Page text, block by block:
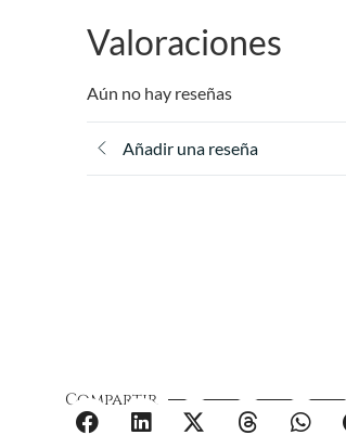
Valoraciones
Aún no hay reseñas
Añadir una reseña
Compartir